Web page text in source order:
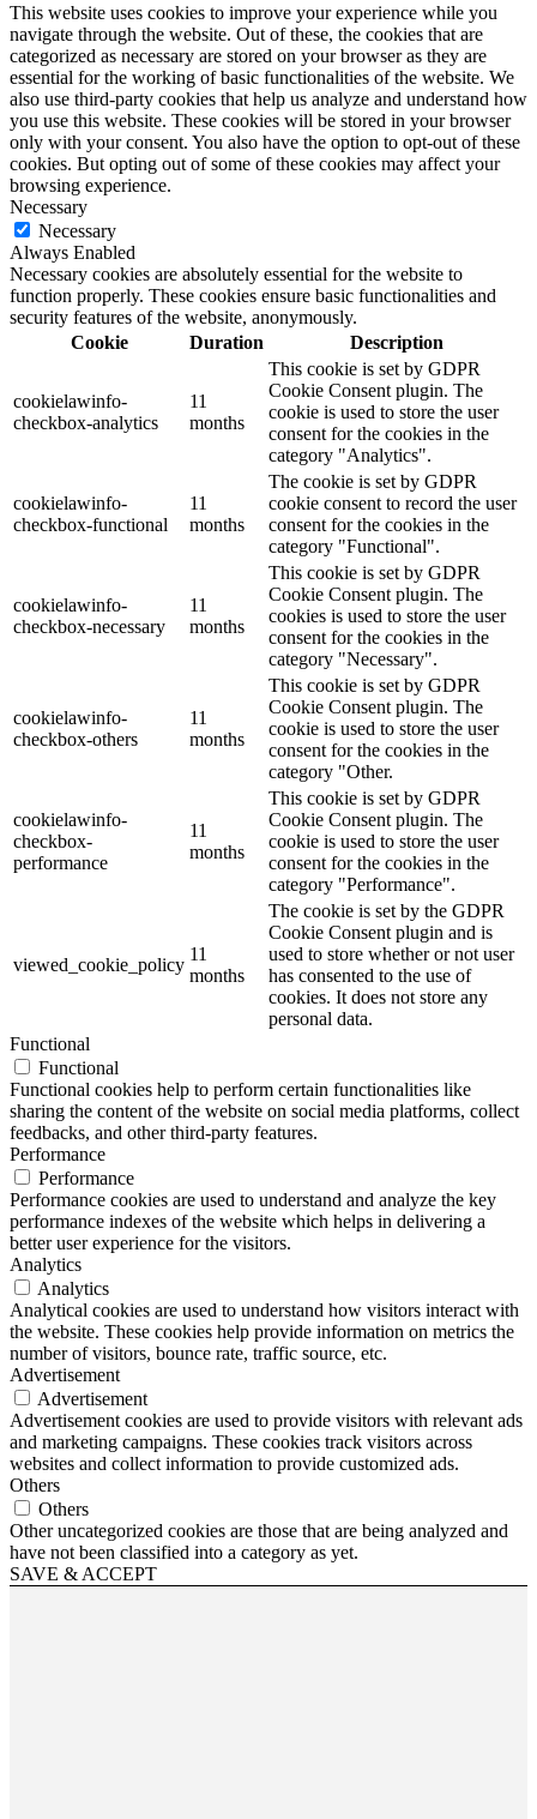
This website uses cookies to improve your experience while you
navigate through the website. Out of these, the cookies that are
categorized as necessary are stored on your browser as they are
essential for the working of basic functionalities of the website. We
also use third-party cookies that help us analyze and understand how
you use this website. These cookies will be stored in your browser
only with your consent. You also have the option to opt-out of these
cookies. But opting out of some of these cookies may affect your
browsing experience.
Necessary
Necessary
Always Enabled
Necessary cookies are absolutely essential for the website to
function properly. These cookies ensure basic functionalities and
security features of the website, anonymously.
Cookie
Duration Description
cookielawinfo-
checkbox-analytics
11
months
This cookie is set by GDPR
Cookie Consent plugin. The
cookie is used to store the user
consent for the cookies in the
category "Analytics".
cookielawinfo-
checkbox-functional
11
months
The cookie is set by GDPR
cookie consent to record the user
consent for the cookies in the
category "Functional".
cookielawinfo-
checkbox-necessary
11
months
This cookie is set by GDPR
Cookie Consent plugin. The
cookies is used to store the user
consent for the cookies in the
category "Necessary".
cookielawinfo-
checkbox-others
11
months
This cookie is set by GDPR
Cookie Consent plugin. The
cookie is used to store the user
consent for the cookies in the
category "Other.
cookielawinfo-
checkbox-
performance
11
months
This cookie is set by GDPR
Cookie Consent plugin. The
cookie is used to store the user
consent for the cookies in the
category "Performance".
viewed_cookie_policy
11
months
The cookie is set by the GDPR
Cookie Consent plugin and is
used to store whether or not user
has consented to the use of
cookies. It does not store any
personal data.
Functional
Functional
Functional cookies help to perform certain functionalities like
sharing the content of the website on social media platforms, collect
feedbacks, and other third-party features.
Performance
Performance
Performance cookies are used to understand and analyze the key
performance indexes of the website which helps in delivering a
better user experience for the visitors.
Analytics
Analytics
Analytical cookies are used to understand how visitors interact with
the website. These cookies help provide information on metrics the
number of visitors, bounce rate, traffic source, etc.
Advertisement
Advertisement
Advertisement cookies are used to provide visitors with relevant ads
and marketing campaigns. These cookies track visitors across
websites and collect information to provide customized ads.
Others
Others
Other uncategorized cookies are those that are being analyzed and
have not been classified into a category as yet.
SAVE & ACCEPT